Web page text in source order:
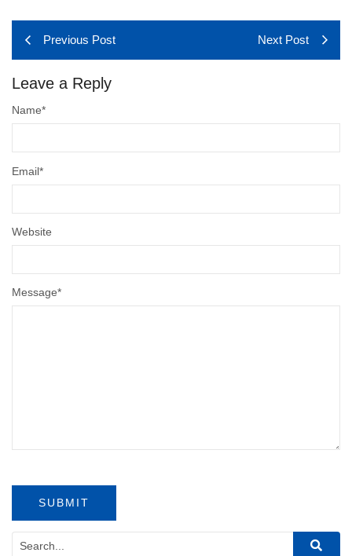
Previous Post Next Post
Leave a Reply
Message*
Name*
Email*
Website